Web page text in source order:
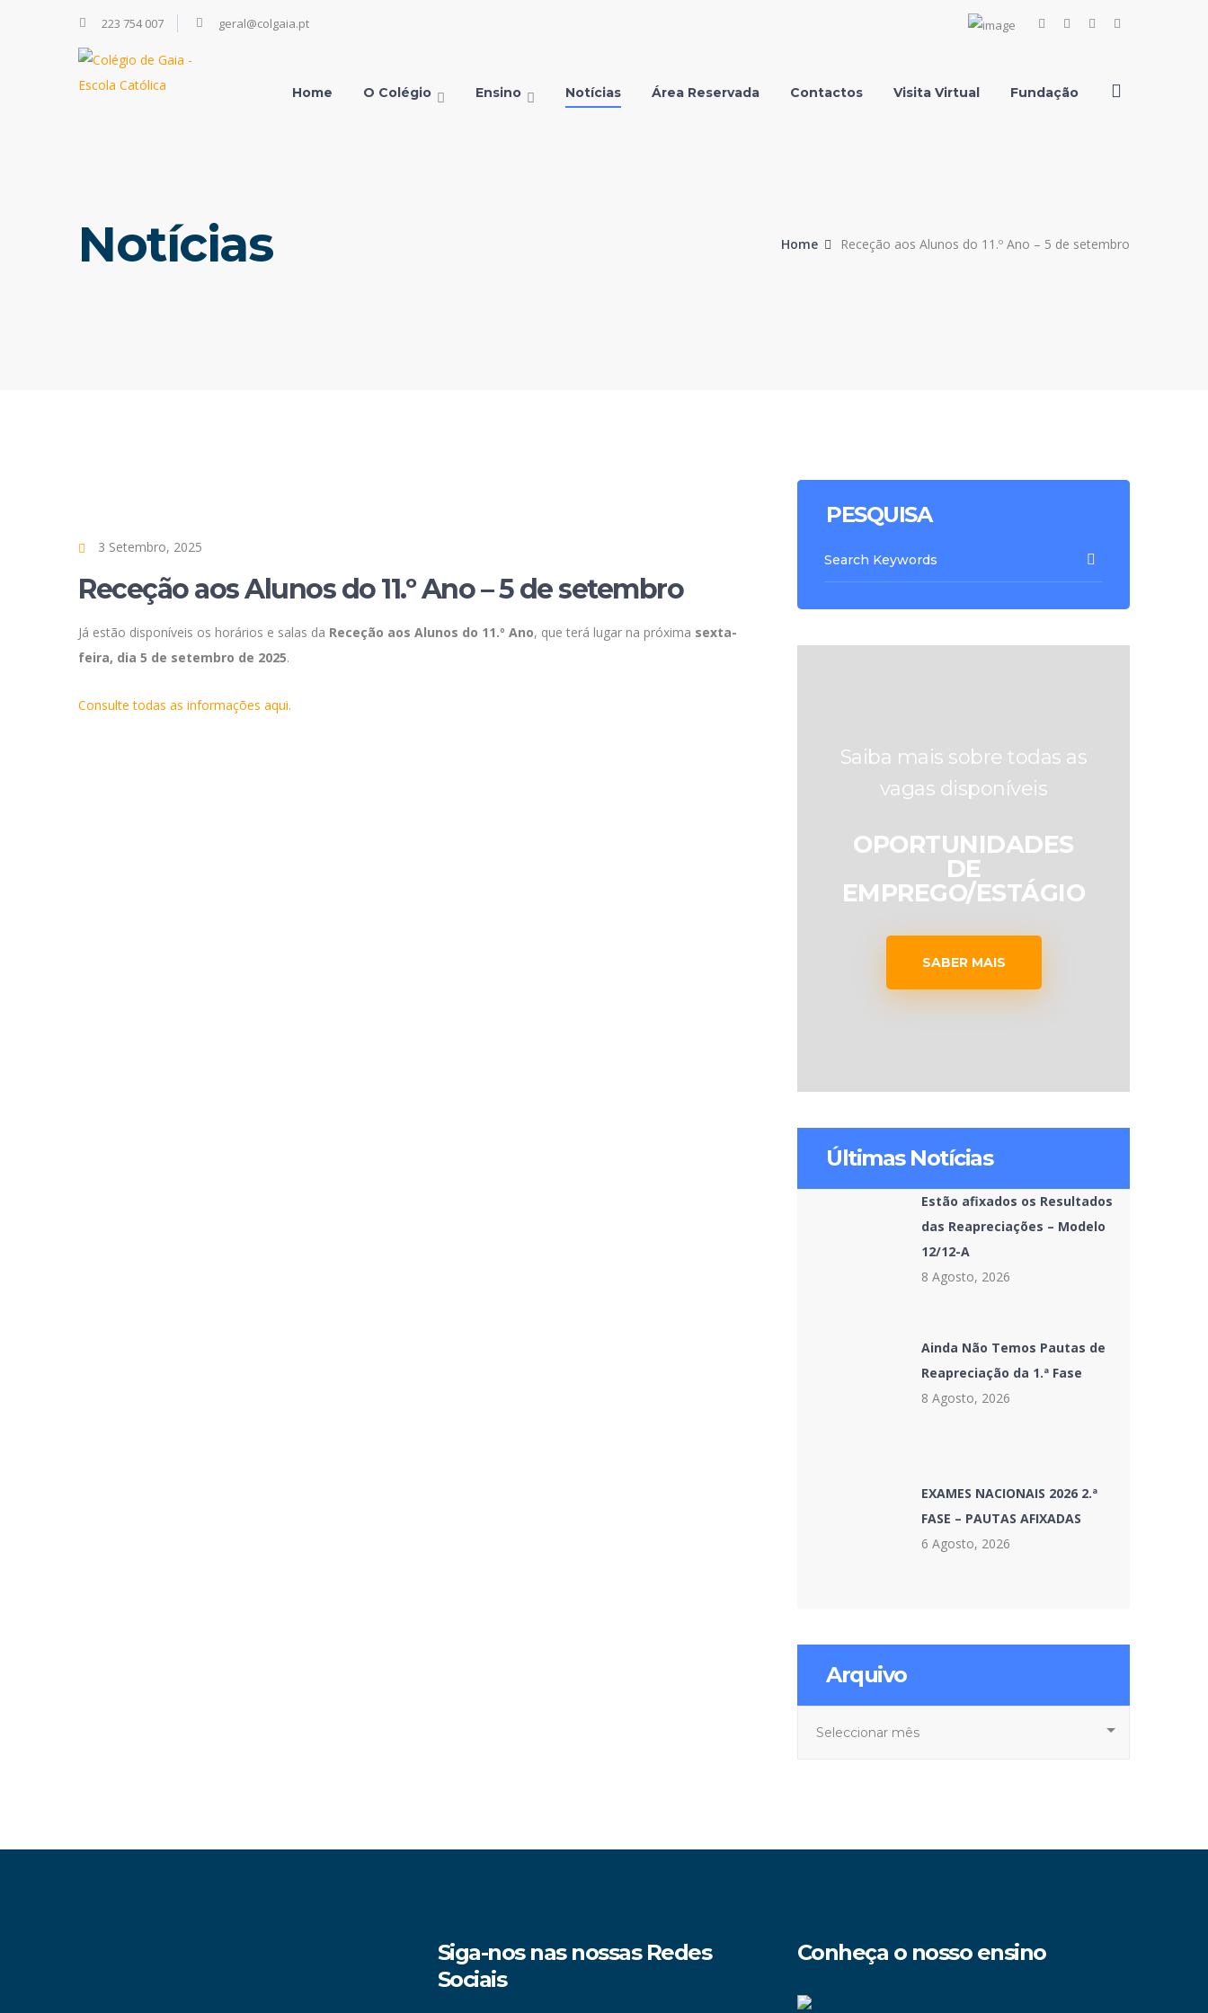
223 754 007 geral@colgaia.pt
FacebookInstagramYoutube
Home O Colégio Ensino Notícias Área Reservada Contactos Visita Virtual Fundação
Notícias Home Receção aos Alunos do 11.º Ano – 5 de setembro
3 Setembro, 2025
Receção aos Alunos do 11.º Ano – 5 de setembro
Já estão disponíveis os horários e salas da Receção aos Alunos do 11.º Ano, que terá lugar na próxima sexta-
feira, dia 5 de setembro de 2025.
Consulte todas as informações aqui.
PESQUISA
Saiba mais sobre todas as
vagas disponíveis
OPORTUNIDADES
DE
EMPREGO/ESTÁGIO
SABER MAIS
Últimas Notícias
Estão afixados os Resultados
das Reapreciações – Modelo
12/12-A
8 Agosto, 2026
Ainda Não Temos Pautas de
Reapreciação da 1.ª Fase
8 Agosto, 2026
EXAMES NACIONAIS 2026 2.ª
FASE – PAUTAS AFIXADAS
6 Agosto, 2026
Arquivo
Siga-nos nas nossas Redes
Sociais
Conheça o nosso ensino